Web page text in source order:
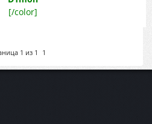
[/color]
1 из 1 1